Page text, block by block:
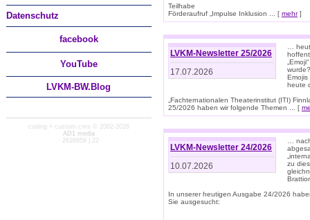
Datenschutz
facebook
YouTube
LVKM-BW.Blog
coding + custom cms © 2002-2026
AD1 media
· 2626859 | 22
Teilhabe
Förderaufruf „Impulse Inklusion ... [ mehr]
LVKM-Newsletter 25/2026
17.07.2026
…
Emojis
heute
„Fachternationalen Theaterinstitut (ITI)
25/2026 haben wir folgende Themen ... [
LVKM-Newsletter 24/2026
10.07.2026
…
zu
In unserer heutigen Ausgabe 24/2026
Sie ausgesucht: